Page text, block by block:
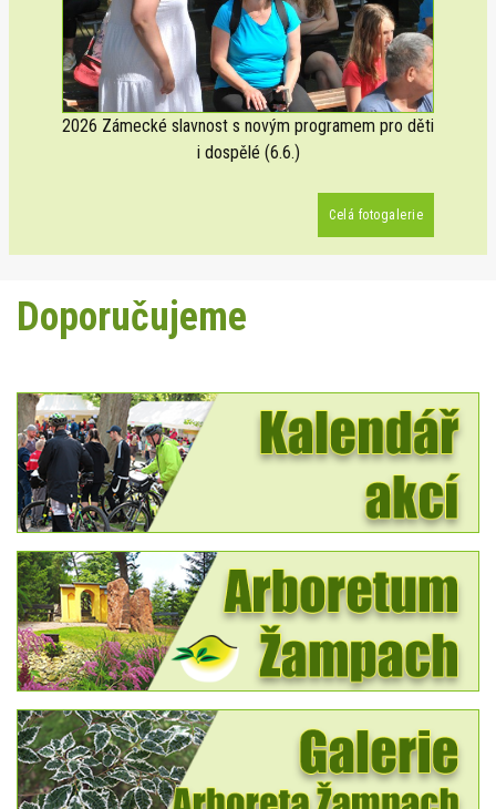
2026 Zámecké slavnost s novým programem pro děti
i dospělé (6.6.)
Celá fotogalerie
Doporučujeme